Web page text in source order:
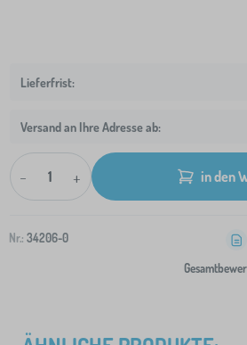
Versand an Ihre Adresse ab:
- + in den
Nr.: 34206-0